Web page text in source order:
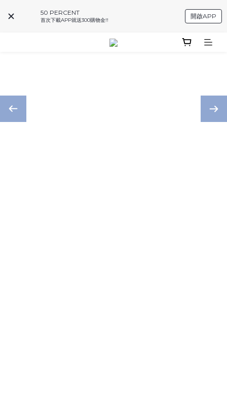
50 PERCENT
首次下載APP就送300購物金!!
開啟APP